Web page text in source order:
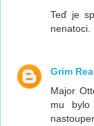
Teď je
nenatoci.
Grim
Major
mu